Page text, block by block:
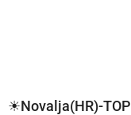
☀Novalja(HR)-